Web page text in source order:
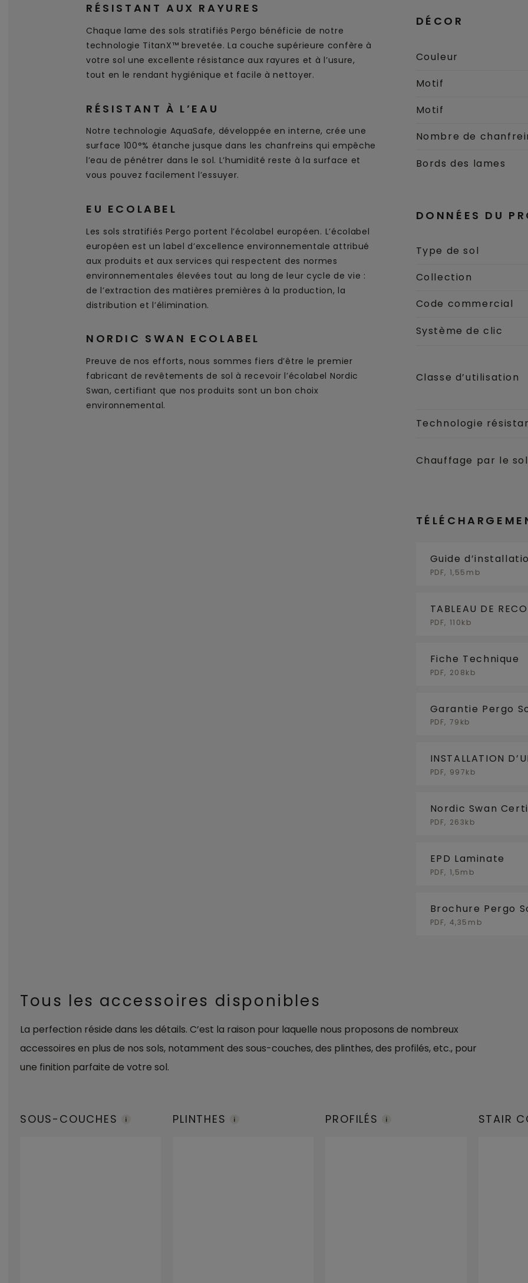
RÉSISTANT AUX RAYURES
Chaque lame des sols stratifiés Pergo bénéficie de notre
technologie TitanX™ brevetée. La couche supérieure confère à
votre sol une excellente résistance aux rayures et à l’usure,
tout en le rendant hygiénique et facile à nettoyer.
RÉSISTANT À L’EAU
Notre technologie AquaSafe, développée en interne, crée une
surface 100 °% étanche jusque dans les chanfreins qui empêche
l’eau de pénétrer dans le sol. L’humidité reste à la surface et
vous pouvez facilement l’essuyer.
EU ECOLABEL
Les sols stratifiés Pergo portent l’écolabel européen. L’écolabel
européen est un label d’excellence environnementale attribué
aux produits et aux services qui respectent des normes
environnementales élevées tout au long de leur cycle de vie :
de l’extraction des matières premières à la production, la
distribution et l’élimination.
NORDIC SWAN ECOLABEL
Preuve de nos efforts, nous sommes fiers d’être le premier
fabricant de revêtements de sol à recevoir l’écolabel Nordic
Swan, certifiant que nos produits sont un bon choix
environnemental.
DÉCOR
Couleur
Motif
Motif
Nombre de
Bords des lames
DONNÉES DU
Type de sol
Collection
Code commercial
Système de clic
Classe d’utilisation
Technologie
Chauffage par le sol
Guide
PDF, 1,55mb
TABLEAU DE
SUPPORT
PDF, 110kb
Fiche Technique
PDF, 208kb
Garantie Pergo
PDF, 79kb
INSTALLATION
PDF, 997kb
Nordic Swan
PDF, 263kb
EPD Laminate
PDF, 1,5mb
Brochure Pergo
PDF, 4,35mb
Tous les accessoires disponibles
La perfection réside dans les détails. C’est la raison pour laquelle nous proposons de nombreux
accessoires en plus de nos sols, notamment des sous-couches, des plinthes, des profilés, etc., pour
une finition parfaite de votre sol.
SOUS-COUCHES PLINTHES PROFILÉS STAIR